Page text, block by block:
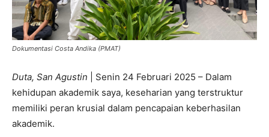
Dokumentasi Costa Andika (PMAT)
Duta, San Agustin | Senin 24 Februari 2025 – Dalam
kehidupan akademik saya, keseharian yang terstruktur
memiliki peran krusial dalam pencapaian keberhasilan
akademik.